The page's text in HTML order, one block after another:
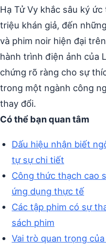
Hạ Tử Vy khắc sâu ký
triệu khán giả, đến
và phim noir hiện đại
hành trình điện ảnh của
chứng rõ ràng cho sự
trong một ngành công
thay đổi.
Có thể bạn quan tâm
Dấu hiệu nhận biết
tự sự chi tiết
Công thức thạch cao
ứng dụng thực tế
Các tập phim có sự
sách phim
Vai trò quan trọng